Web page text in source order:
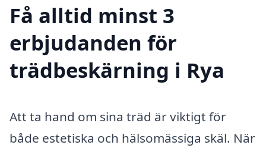
Få alltid minst 3
erbjudanden för
trädbeskärning i Rya
Att ta hand om sina träd är viktigt för
både estetiska och hälsomässiga skäl. När